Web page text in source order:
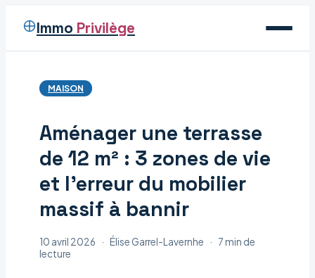
Immo Privilège
Voyage
Maison
MAISON
Aménager une terrasse
de 12 m² : 3 zones de vie
et l’erreur du mobilier
massif à bannir
10 avril 2026 · Élise Garrel-Lavernhe · 7 min de
lecture